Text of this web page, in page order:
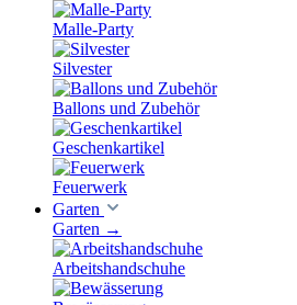
Malle-Party
Silvester
Ballons und Zubehör
Geschenkartikel
Feuerwerk
Garten
Garten →
Arbeitshandschuhe